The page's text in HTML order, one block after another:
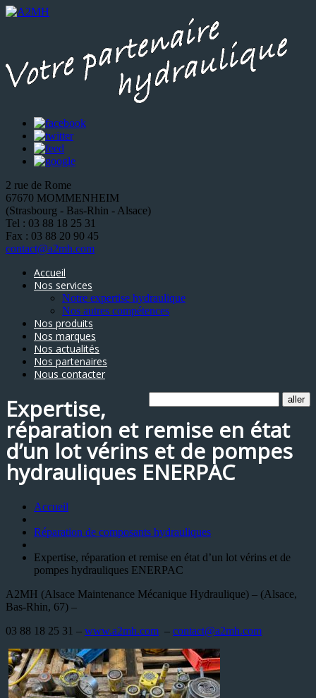
2 rue de Rome
67670 MOMMENHEIM
(Strasbourg - Bas-Rhin - Alsace)
Tel : 03 88 18 25 31
Fax : 03 88 20 90 45
contact@a2mh.com
Accueil
Nos services
Notre expertise hydraulique
Nos autres compétences
Nos produits
Nos marques
Nos actualités
Nos partenaires
Nous contacter
Expertise,
réparation et remise en état
d’un lot vérins et de pompes
hydrauliques ENERPAC
Accueil
Réparation de composants hydrauliques
Expertise, réparation et remise en état d’un lot vérins et de
pompes hydrauliques ENERPAC
A2MH (Alsace Maintenance Mécanique Hydraulique) – (Alsace,
Bas-Rhin, 67) –
03 88 18 25 31 – www.a2mh.com – contact@a2mh.com